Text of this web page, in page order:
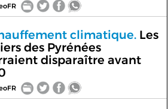
climatique.Les
des Pyrénées
disparaître avant